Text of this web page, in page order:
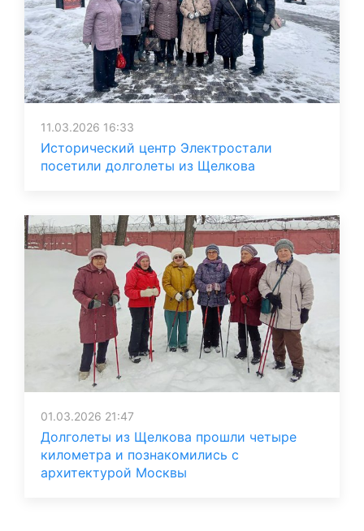
11.03.2026 16:33
Исторический центр Электростали
посетили долголеты из Щелкова
01.03.2026 21:47
Долголеты из Щелкова прошли четыре
километра и познакомились с
архитектурой Москвы